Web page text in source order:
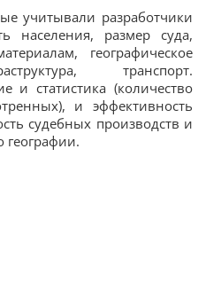
учитывали разработчики
населения, размер суда,
географическое
транспорт.
и статистика (количество
и эффективность
судебных производств и
географии.